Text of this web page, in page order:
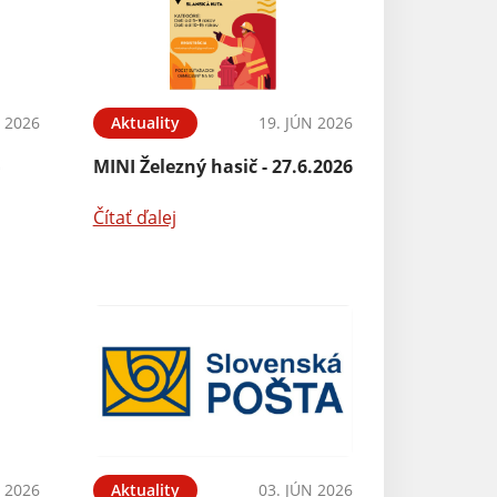
2026 Aktuality 19. JÚN 2026
MINI Železný hasič - 27.6.2026
Čítať ďalej
2026 Aktuality 03. JÚN 2026